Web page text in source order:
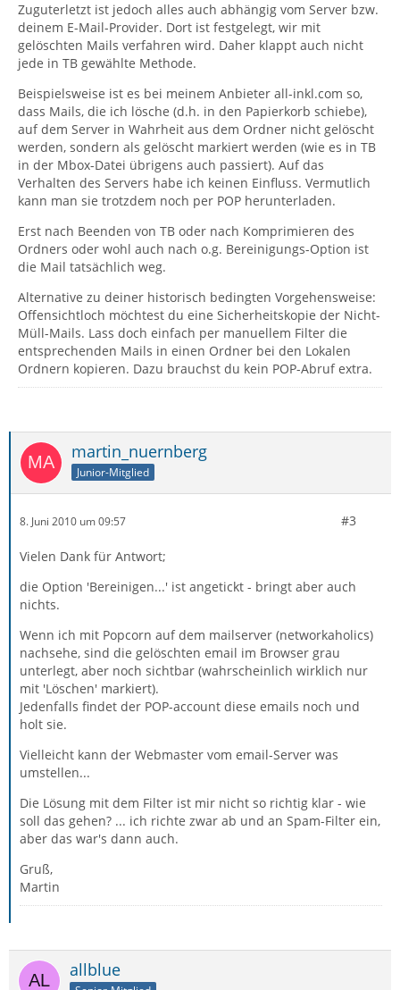
Zuguterletzt ist jedoch alles auch abhängig vom Server bzw.
deinem E-Mail-Provider. Dort ist festgelegt, wir mit
gelöschten Mails verfahren wird. Daher klappt auch nicht
jede in TB gewählte Methode.
Beispielsweise ist es bei meinem Anbieter all-inkl.com so,
dass Mails, die ich lösche (d.h. in den Papierkorb schiebe),
auf dem Server in Wahrheit aus dem Ordner nicht gelöscht
werden, sondern als gelöscht markiert werden (wie es in TB
in der Mbox-Datei übrigens auch passiert). Auf das
Verhalten des Servers habe ich keinen Einfluss. Vermutlich
kann man sie trotzdem noch per POP herunterladen.
Erst nach Beenden von TB oder nach Komprimieren des
Ordners oder wohl auch nach o.g. Bereinigungs-Option ist
die Mail tatsächlich weg.
Alternative zu deiner historisch bedingten Vorgehensweise:
Offensichtloch möchtest du eine Sicherheitskopie der Nicht-
Müll-Mails. Lass doch einfach per manuellem Filter die
entsprechenden Mails in einen Ordner bei den Lokalen
Ordnern kopieren. Dazu brauchst du kein POP-Abruf extra.
martin_nuernberg
Junior-Mitglied
8. Juni 2010 um 09:57 #3
Vielen Dank für Antwort;
die Option 'Bereinigen...' ist angetickt - bringt aber auch
nichts.
Wenn ich mit Popcorn auf dem mailserver (networkaholics)
nachsehe, sind die gelöschten email im Browser grau
unterlegt, aber noch sichtbar (wahrscheinlich wirklich nur
mit 'Löschen' markiert).
Jedenfalls findet der POP-account diese emails noch und
holt sie.
Vielleicht kann der Webmaster vom email-Server was
umstellen...
Die Lösung mit dem Filter ist mir nicht so richtig klar - wie
soll das gehen? ... ich richte zwar ab und an Spam-Filter ein,
aber das war's dann auch.
Gruß,
Martin
allblue